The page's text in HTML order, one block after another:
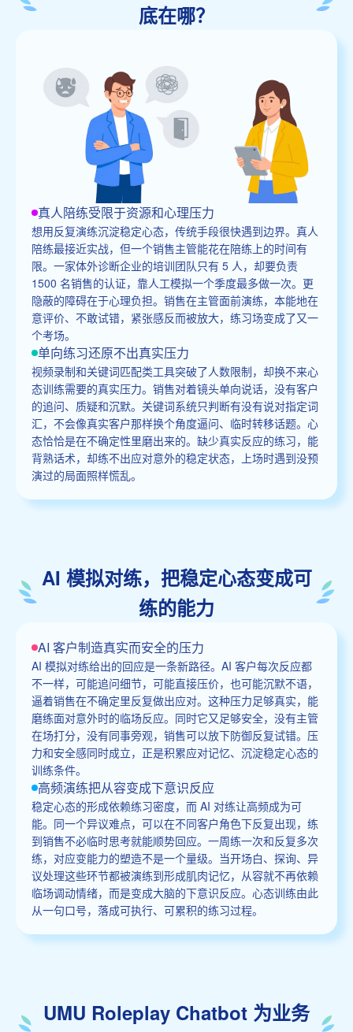
底在哪？
真人陪练受限于资源和心理压力
想用反复演练沉淀稳定心态，传统手段很快遇到边界。真人
陪练最接近实战，但一个销售主管能花在陪练上的时间有
限。一家体外诊断企业的培训团队只有 5 人，却要负责
1500 名销售的认证，靠人工模拟一个季度最多做一次。更
隐蔽的障碍在于心理负担。销售在主管面前演练，本能地在
意评价、不敢试错，紧张感反而被放大，练习场变成了又一
个考场。
单向练习还原不出真实压力
视频录制和关键词匹配类工具突破了人数限制，却换不来心
态训练需要的真实压力。销售对着镜头单向说话，没有客户
的追问、质疑和沉默。关键词系统只判断有没有说对指定词
汇，不会像真实客户那样换个角度逼问、临时转移话题。心
态恰恰是在不确定性里磨出来的。缺少真实反应的练习，能
背熟话术，却练不出应对意外的稳定状态，上场时遇到没预
演过的局面照样慌乱。
AI 模拟对练，把稳定心态变成可
练的能力
AI 客户制造真实而安全的压力
AI 模拟对练给出的回应是一条新路径。AI 客户每次反应都
不一样，可能追问细节，可能直接压价，也可能沉默不语，
逼着销售在不确定里反复做出应对。这种压力足够真实，能
磨练面对意外时的临场反应。同时它又足够安全，没有主管
在场打分，没有同事旁观，销售可以放下防御反复试错。压
力和安全感同时成立，正是积累应对记忆、沉淀稳定心态的
训练条件。
高频演练把从容变成下意识反应
稳定心态的形成依赖练习密度，而 AI 对练让高频成为可
能。同一个异议难点，可以在不同客户角色下反复出现，练
到销售不必临时思考就能顺势回应。一周练一次和反复多次
练，对应变能力的塑造不是一个量级。当开场白、探询、异
议处理这些环节都被演练到形成肌肉记忆，从容就不再依赖
临场调动情绪，而是变成大脑的下意识反应。心态训练由此
从一句口号，落成可执行、可累积的练习过程。
UMU Roleplay Chatbot 为业务